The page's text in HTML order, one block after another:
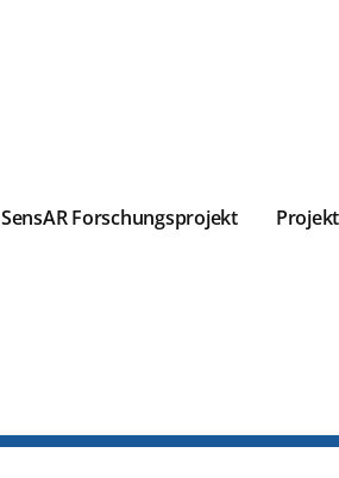
SensAR Forschungsprojekt